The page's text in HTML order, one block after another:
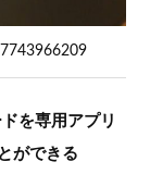
を専用アプリ
ができる